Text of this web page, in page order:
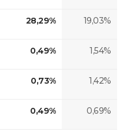
28,29% 19,03%
0,49% 1,54%
0,73% 1,42%
0,49% 0,69%